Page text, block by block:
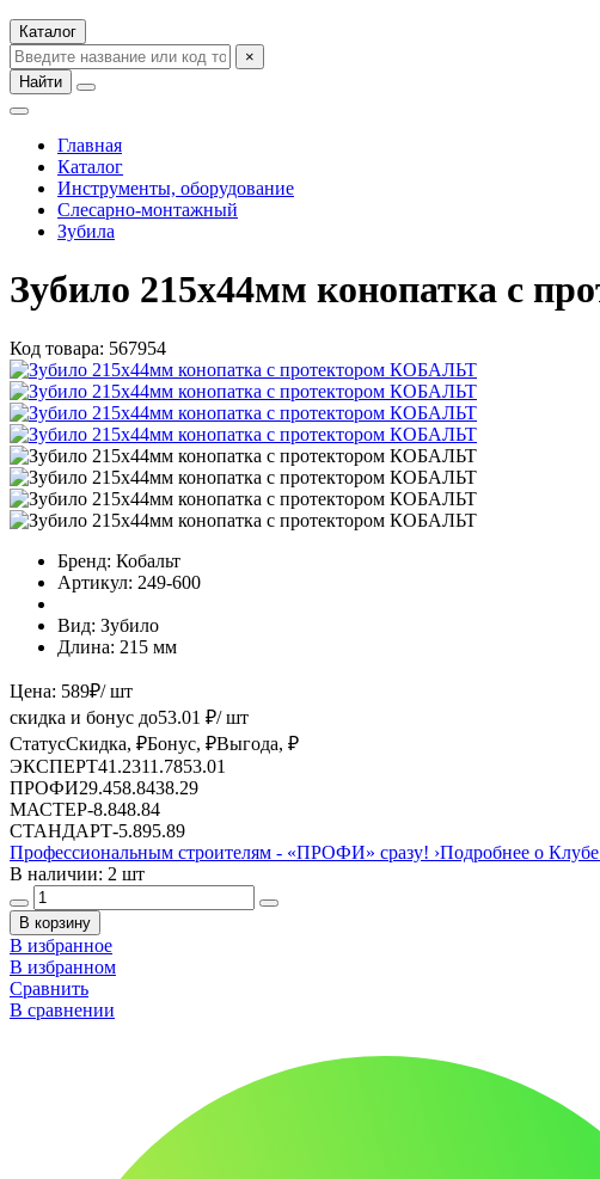
Каталог
×
Найти
Главная
Каталог
Инструменты, оборудование
Слесарно-монтажный
Зубила
Зубило 215х44мм конопатка с
Код товара: 567954
Бренд: Кобальт
Артикул: 249-600
Вид: Зубило
Длина: 215 мм
Цена: 589₽/ шт
скидка и бонус до53.01 ₽/ шт
СтатусСкидка, ₽Бонус, ₽Выгода, ₽
ЭКСПЕРТ41.2311.7853.01
ПРОФИ29.458.8438.29
МАСТЕР-8.848.84
СТАНДАРТ-5.895.89
Профессиональным строителям - «ПРОФИ» сразу! ›Подробнее о
В наличии: 2 шт
В корзину
В избранное
В избранном
Сравнить
В сравнении